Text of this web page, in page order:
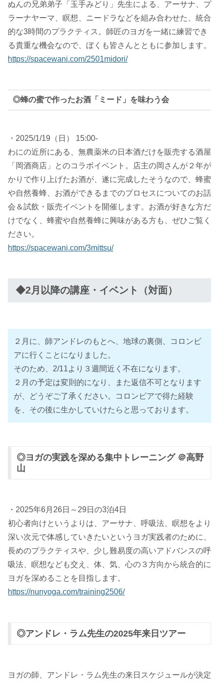
ぬんの兄弟弟子「玉手みどり」先生による、アーサナ、プ
ラーナヤーマ、瞑想、ニードラなどを組み合わせた、統合
的な3時間のプラクティス。師匠のヨガを一緒に練習でき
る貴重な機会なので、ぼくも皆さんとともに参加します。
https://spacewani.com/2501midori/
◎蜂の蜜で作ったお酒「ミード」を味わう会
・2025/1/19（日） 15:00-
わにの近所にある、無農薬米の日本酒だけを販売する酒屋
「岡酒商店」とのコラボイベント。店主の岡さんが２年が
かりで作り上げたお酒が、遂に完成したそうなので、蜂蜜
や自然養蜂、お酒ができるまでのプロセスについてのお話
会＆試飲・販売イベントを開催します。お酒が好きな方だ
けでなく、蜂蜜や自然養蜂に興味がある方も、ぜひご覧く
ださい。
https://spacewani.com/3mittsu/
◆2月以降の講座・イベント（対面）
２月に、師アンドレのもとへ、地球の裏側、コロンビ
アに行くことになりました。
そのため、2/11より３週間近く不在になります。
２月の予定は変則的になり、また返信不可となります
が、どうぞご了承ください。コロンビアで得た経験
を、その後に生かしていけたらと思っております。
◎ヨガの実践を深める集中トレーニング ＠高野
山
・2025年6月26日～29日の3泊4日
初心者向けというよりは、アーサナ、呼吸法、瞑想をより
深い次元で体感していきたいというヨガ実践者のために、
長めのプラクティスや、少し難易度の高いアドバンスの呼
吸法、瞑想なども交え、体、気、心の３方向から統合的に
ヨガを深めることを目指します。
https://nunyoga.com/training2506/
◎アンドレ・ラム先生の2025年来日ツアー
ヨガの師、アンドレ・ラム先生の来日スケジュールが決定